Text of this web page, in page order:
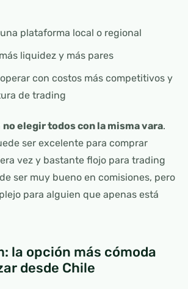
plataforma local o regional
liquidez y más pares
con costos más competitivos y
de trading
no elegir todos con la misma vara.
ser excelente para comprar
vez y bastante flojo para trading
ser muy bueno en comisiones, pero
para alguien que apenas está
la opción más cómoda
desde Chile